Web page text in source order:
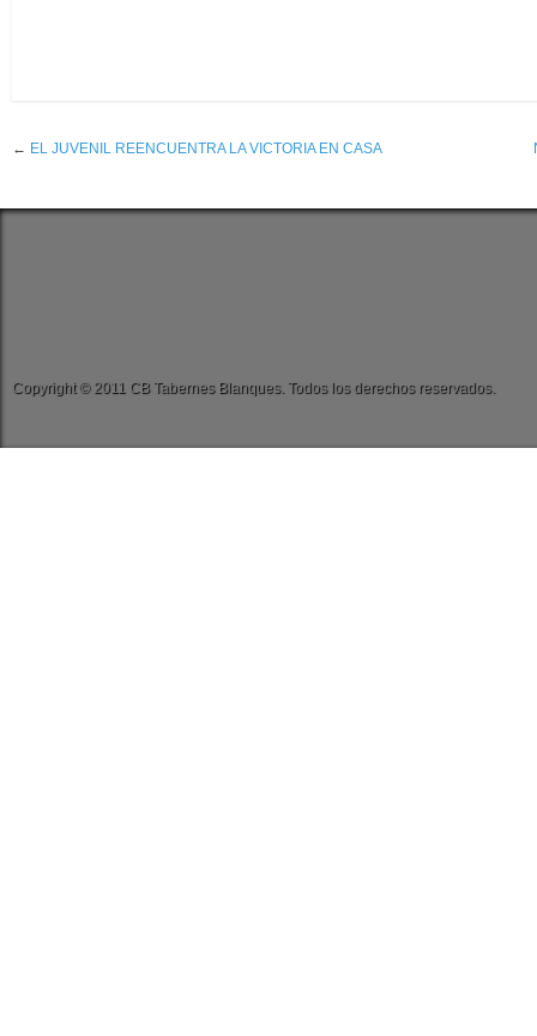
← EL JUVENIL REENCUENTRA LA VICTORIA EN CASA
Copyright © 2011 CB Tabernes Blanques. Todos los derechos reservados.